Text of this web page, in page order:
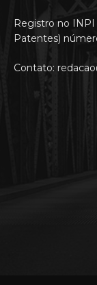
Registro no
Patentes)
Contato: